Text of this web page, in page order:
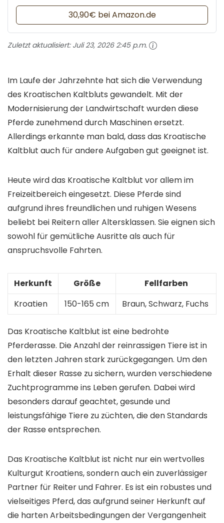
30,90€ bei Amazon.de
Zuletzt aktualisiert: Juli 23, 2026 2:45 p.m.
Im Laufe der Jahrzehnte hat sich die Verwendung
des Kroatischen Kaltbluts gewandelt. Mit der
Modernisierung der Landwirtschaft wurden diese
Pferde zunehmend durch Maschinen ersetzt.
Allerdings erkannte man bald, dass das Kroatische
Kaltblut auch für andere Aufgaben gut geeignet ist.
Heute wird das Kroatische Kaltblut vor allem im
Freizeitbereich eingesetzt. Diese Pferde sind
aufgrund ihres freundlichen und ruhigen Wesens
beliebt bei Reitern aller Altersklassen. Sie eignen sich
sowohl für gemütliche Ausritte als auch für
anspruchsvolle Fahrten.
Herkunft Größe
Fellfarben
Kroatien
150-165 cm Braun, Schwarz, Fuchs
Das Kroatische Kaltblut ist eine bedrohte
Pferderasse. Die Anzahl der reinrassigen Tiere ist in
den letzten Jahren stark zurückgegangen. Um den
Erhalt dieser Rasse zu sichern, wurden verschiedene
Zuchtprogramme ins Leben gerufen. Dabei wird
besonders darauf geachtet, gesunde und
leistungsfähige Tiere zu züchten, die den Standards
der Rasse entsprechen.
Das Kroatische Kaltblut ist nicht nur ein wertvolles
Kulturgut Kroatiens, sondern auch ein zuverlässiger
Partner für Reiter und Fahrer. Es ist ein robustes und
vielseitiges Pferd, das aufgrund seiner Herkunft auf
die harten Arbeitsbedingungen der Vergangenheit